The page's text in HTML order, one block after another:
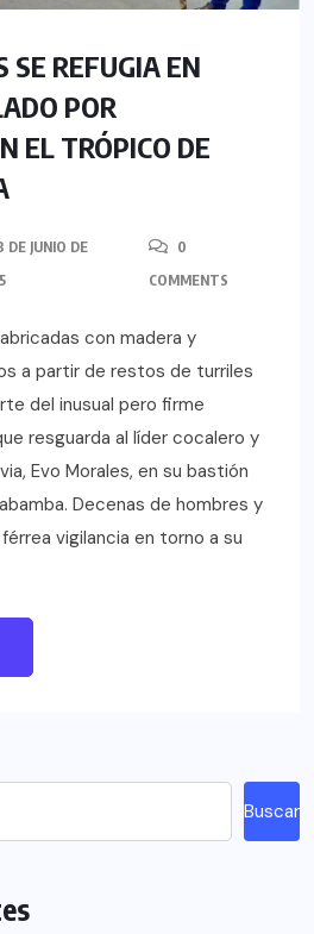
SE REFUGIA EN
POR
EL TRÓPICO DE
DE JUNIO DE
0
COMMENTS
con madera y
a partir de restos de turriles
del inusual pero firme
resguarda al líder cocalero y
Evo Morales, en su bastión
Decenas de hombres y
vigilancia en torno a su
Buscar